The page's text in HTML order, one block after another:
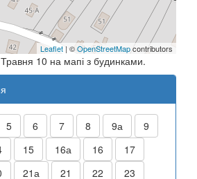
Leaflet | ©OpenStreetMapcontributors
10 на мапі з будинками.
5 6 7 8 9а
9
15 16а 16
17
21а 21 22 23